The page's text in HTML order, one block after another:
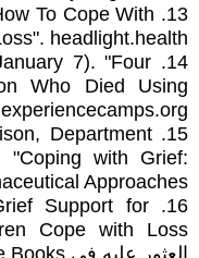
To Cope With
headlight.health.
7). "Four
Who Died Using
Department
"Coping with Grief:
Approaches".
Support for